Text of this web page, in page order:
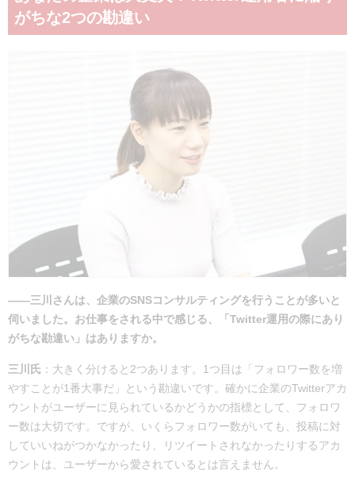
がちな2つの勘違い
――三川さんは、企業のSNSコンサルティングを行うことが多いと
伺いました。お仕事をされる中で感じる、「Twitter運用の際にあり
がちな勘違い」はありますか。
三川氏 ：大きく分けると2つあります。1つ目は「フォロワー数を増
やすことが1番大事だ」という勘違いです。確かに企業のTwitterアカ
ウントがユーザーに見られているかどうかの指標として、フォロワ
ー数は大切です。ですが、いくらフォロワー数がいても、投稿に対
していいねがつかなかったり、リツイートされなかったりするアカ
ウントは、ユーザーから愛されているとは言えません。